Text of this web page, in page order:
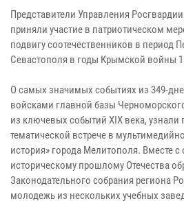
Представители Управления
приняли участие в патриотическом
подвигу соотечественников в период
Севастополя в годы Крымской войны
О самых значимых событиях из 349-
войсками главной базы
из ключевых событий XIX века, узнали
тематической встрече в
история» города Мелитополя. Вместе
историческому прошлому Отечества
Законодательного собрания региона
молодежь из нескольких учебных